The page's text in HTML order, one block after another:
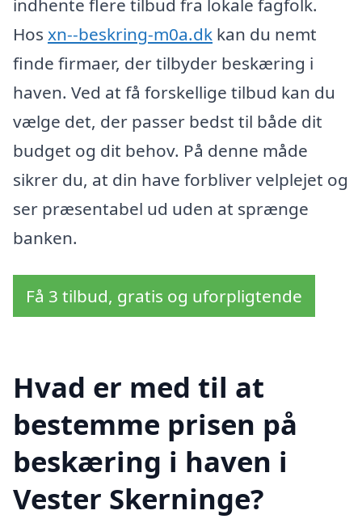
indhente flere tilbud fra lokale fagfolk.
Hos xn--beskring-m0a.dk kan du nemt
finde firmaer, der tilbyder beskæring i
haven. Ved at få forskellige tilbud kan du
vælge det, der passer bedst til både dit
budget og dit behov. På denne måde
sikrer du, at din have forbliver velplejet og
ser præsentabel ud uden at sprænge
banken.
Få 3 tilbud, gratis og uforpligtende
Hvad er med til at
bestemme prisen på
beskæring i haven i
Vester Skerninge?